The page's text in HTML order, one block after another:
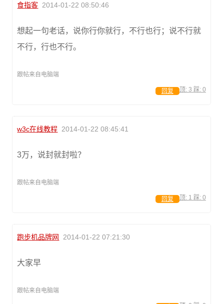
食指客 2014-01-22 08:50:46
想起一句老话，说你行你就行，不行也行；说不行就
不行，行也不行。
跟帖来自电脑端
顶: 3 踩: 0
回复
w3c在线教程 2014-01-22 08:45:41
3万，说封就封啦？
跟帖来自电脑端
顶: 1 踩: 0
回复
跑步机品牌网 2014-01-22 07:21:30
大家早
跟帖来自电脑端